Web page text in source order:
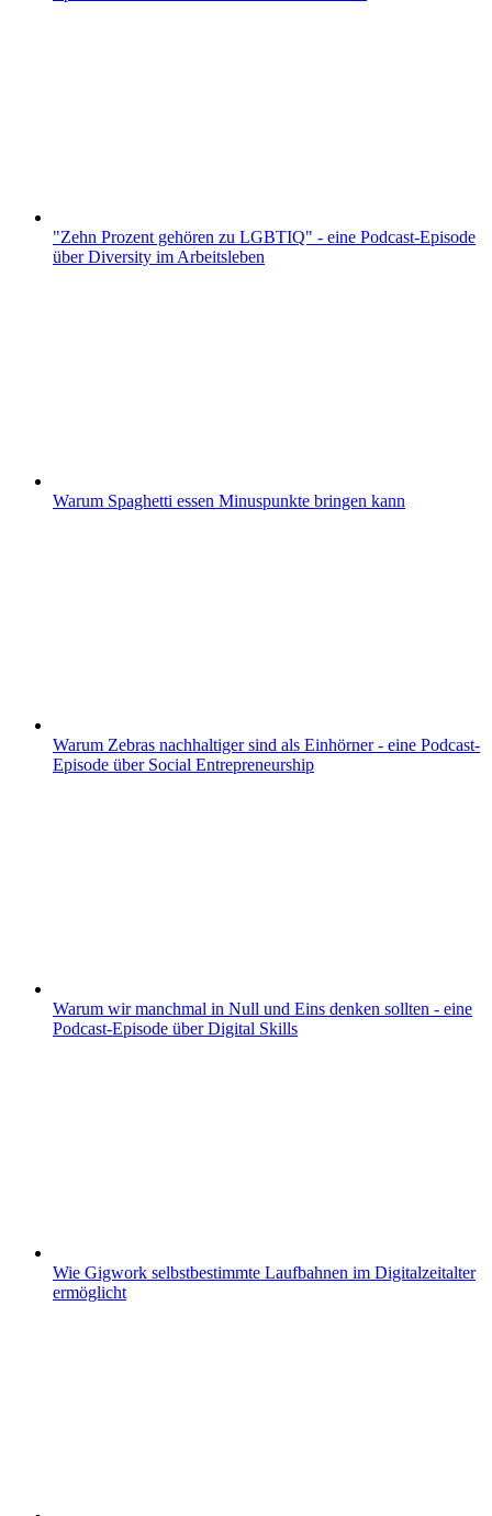
"Zehn Prozent gehören zu LGBTIQ" - eine Podcast-Episode
über Diversity im Arbeitsleben
Warum Spaghetti essen Minuspunkte bringen kann
Warum Zebras nachhaltiger sind als Einhörner - eine Podcast-
Episode über Social Entrepreneurship
Warum wir manchmal in Null und Eins denken sollten - eine
Podcast-Episode über Digital Skills
Wie Gigwork selbstbestimmte Laufbahnen im Digitalzeitalter
ermöglicht